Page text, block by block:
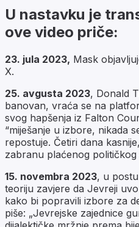
U nastavku je
ove video priče:
23. jula 2023, Mask
X.
25. avgusta 2023, Donald
banovan, vraća se na
svog hapšenja iz Falton
“miješanje u izbore, nikada
repostuje. Četiri dana
zabranu plaćenog političkog
15. novembra 2023, u
teoriju zavjere da Jevreji
kako bi popravili izbore za
piše: „Jevrejske zajednice